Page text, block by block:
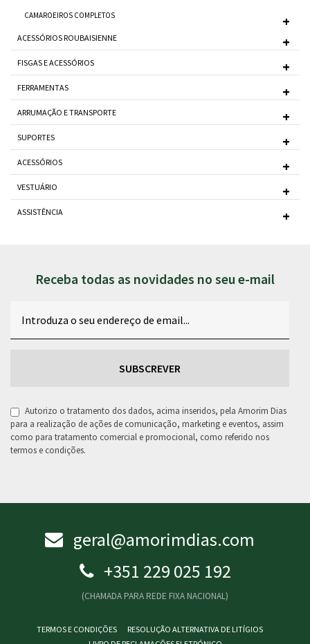
CAMAROEIROS COMPLETOS
ACESSÓRIOS ROUBAISIENNE
FISGAS E ACESSÓRIOS
FERRAMENTAS
ARRUMAÇÃO E TRANSPORTE
SUPORTES
ACESSÓRIOS
VESTUÁRIO
ASSISTÊNCIA
Receba todas as novidades no seu e-mail
RGPDAutorizo o tratamento dos dados, acima inseridos, pela Amorim Dias
para a realização de ações de comunicação, marketing e eventos, assim
como para tratamento comercial e promocional, como referido nos
termos e condições.
geral@amorimdias.com
+351 229 025 192
(CHAMADA PARA REDE FIXA NACIONAL)
TERMOS E CONDIÇÕES
RESOLUÇÃO ALTERNATIVA DE LITÍGIOS